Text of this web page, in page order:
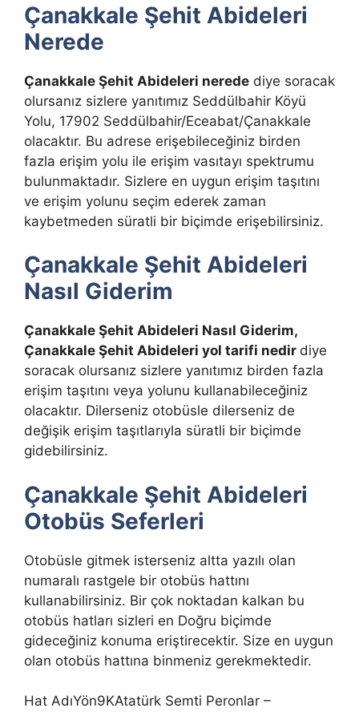
Çanakkale Şehit Abideleri
Nerede
Çanakkale Şehit Abideleri nerede diye soracak
olursanız sizlere yanıtımız Seddülbahir Köyü
Yolu, 17902 Seddülbahir/Eceabat/Çanakkale
olacaktır. Bu adrese erişebileceğiniz birden
fazla erişim yolu ile erişim vasıtayı spektrumu
bulunmaktadır. Sizlere en uygun erişim taşıtını
ve erişim yolunu seçim ederek zaman
kaybetmeden süratli bir biçimde erişebilirsiniz.
Çanakkale Şehit Abideleri
Nasıl Giderim
Çanakkale Şehit Abideleri Nasıl Giderim,
Çanakkale Şehit Abideleri yol tarifi nedir diye
soracak olursanız sizlere yanıtımız birden fazla
erişim taşıtını veya yolunu kullanabileceğiniz
olacaktır. Dilerseniz otobüsle dilerseniz de
değişik erişim taşıtlarıyla süratli bir biçimde
gidebilirsiniz.
Çanakkale Şehit Abideleri
Otobüs Seferleri
Otobüsle gitmek isterseniz altta yazılı olan
numaralı rastgele bir otobüs hattını
kullanabilirsiniz. Bir çok noktadan kalkan bu
otobüs hatları sizleri en Doğru biçimde
gideceğiniz konuma eriştirecektir. Size en uygun
olan otobüs hattına binmeniz gerekmektedir.
Hat AdıYön9KAtatürk Semti Peronlar –